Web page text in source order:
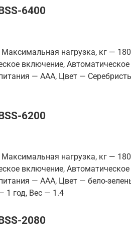
6400
нагрузка, кг —
включение,
— AAA, Цвет —
6200
нагрузка, кг —
включение,
— AAA, Цвет — бело-
1 год, Вес — 1.4
2080